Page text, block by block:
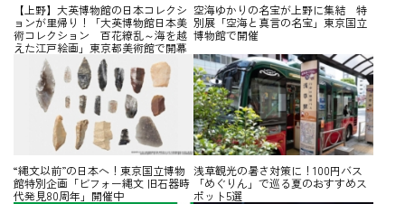
【上野】大英博物館の日本コレクシ
ョンが里帰り！「大英博物館日本美
術コレクション 百花繚乱～海を越
えた江戸絵画」東京都美術館で開幕
空海ゆかりの名宝が上野に集結 特
別展「空海と真言の名宝」東京国立
博物館で開催
“縄文以前”の日本へ！東京国立博物
館特別企画「ビフォー縄文 旧石器時
代発見80周年」開催中
浅草観光の暑さ対策に！100円バス
「めぐりん」で巡る夏のおすすめス
ポット5選